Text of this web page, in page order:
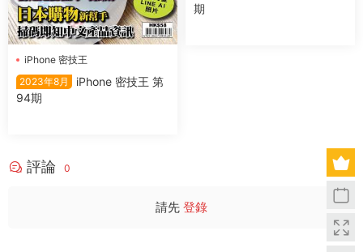
iPhone 密技王
2023年8月
iPhone 密技王 第
94期
期
評論 0
請先 登錄